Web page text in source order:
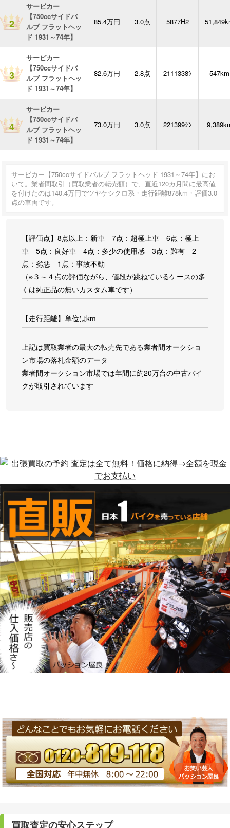
2
サービカー
【750ccサイドバ
ルブ フラットヘッ
ド 1931～74年】
85.4万円 3.0点 5877H2
3
サービカー
【750ccサイドバ
ルブ フラットヘッ
ド 1931～74年】
82.6万円 2.8点 2111338ｼ 547km
4
サービカー
【750ccサイドバ
ルブ フラットヘッ
ド 1931～74年】
73.0万円 3.0点 221399ｼﾝ
サービカー【750ccサイドバルブ フラットヘッド 1931～74年】にお
いて。業者間取引（買取業者の転売額）で、直近120カ月間に最高値
を付けたのは140.4万円でツヤケシクロ系・走行距離878km・評価3.0
点の車両です。
【評価点】8点以上：新車 7点：超極上車 6点：極上
車 5点：良好車 4点：多少の使用感 3点：難有 2
点：劣悪 1点：事故不動
（※３～４点の評価ながら、値段が跳ねているケースの多
くは純正品の無いカスタム車です）
【走行距離】単位はkm
上記は買取業者の最大の転売先である業者間オークショ
ン市場の落札金額のデータ
業者間オークション市場では年間に約20万台の中古バイ
クが取引されています
買取査定の安心ステップ